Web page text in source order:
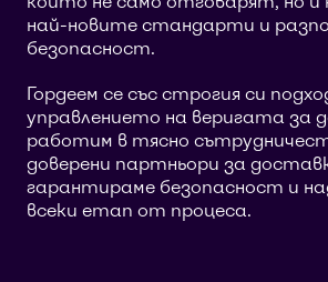
най-новите стандарти и
безопасност.
Гордеем се със строгия си
управлението на веригата за
работим в тясно
доверени партньори за
гарантираме безопасност и
всеки етап от процеса.